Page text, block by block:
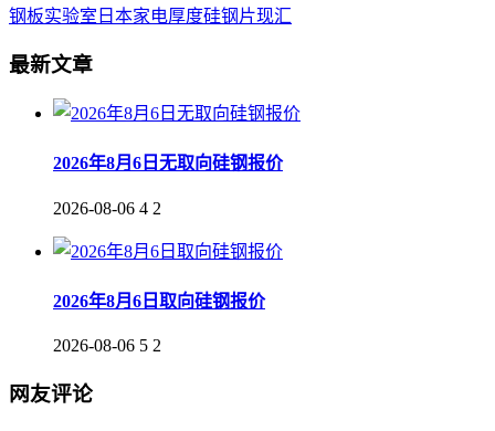
钢板实验室 日本家电厚度硅钢片现汇
最新文章
2026年8月6日无取向硅钢报价
2026-08-06 4 2
2026年8月6日取向硅钢报价
2026-08-06 5 2
网友评论